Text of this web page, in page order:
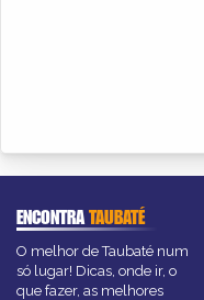
ENCONTRATAUBATÉ
O melhor de Taubaté num
só lugar! Dicas, onde ir, o
que fazer, as melhores